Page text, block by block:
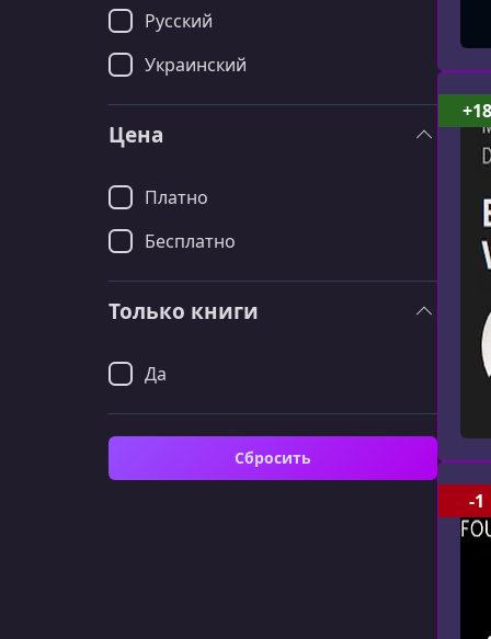
Русский
Украинский
Цена
Платно
Бесплатно
Только книги
Да
Сбросить
+18
-1